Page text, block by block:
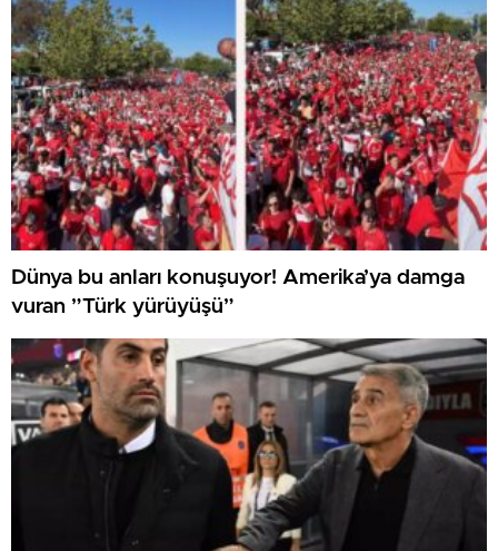
Dünya bu anları konuşuyor! Amerika’ya damga
vuran ”Türk yürüyüşü”